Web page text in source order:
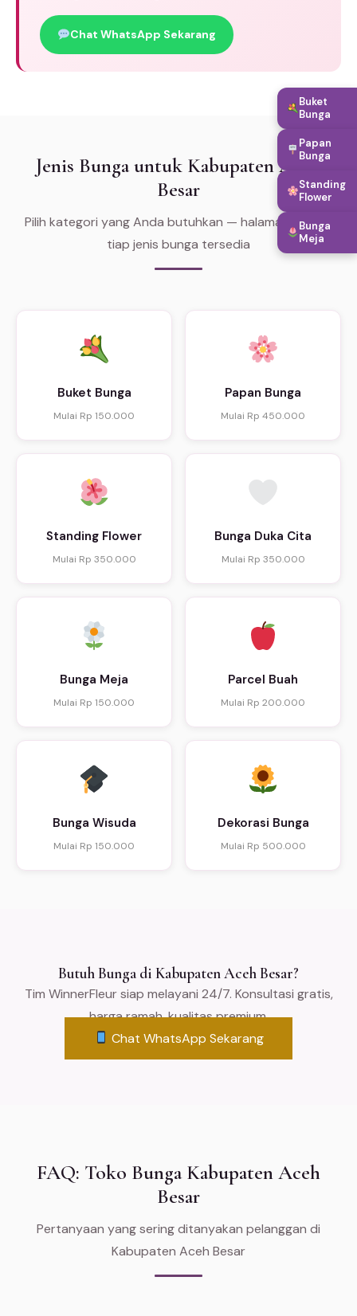
Chat WhatsApp Sekarang
Jenis Bunga untuk Kabupaten Aceh
Besar
Pilih kategori yang Anda butuhkan — halaman khusus
tiap jenis bunga tersedia
Buket Bunga
Mulai Rp 150.000
Papan Bunga
Mulai Rp 450.000
Standing Flower
Mulai Rp 350.000
Bunga Duka Cita
Mulai Rp 350.000
Bunga Meja
Mulai Rp 150.000
Parcel Buah
Mulai Rp 200.000
Bunga Wisuda
Mulai Rp 150.000
Dekorasi Bunga
Mulai Rp 500.000
Butuh Bunga di Kabupaten Aceh Besar?
Tim WinnerFleur siap melayani 24/7. Konsultasi gratis,
harga ramah, kualitas premium.
Chat WhatsApp Sekarang
FAQ: Toko Bunga Kabupaten Aceh
Besar
Pertanyaan yang sering ditanyakan pelanggan di
Kabupaten Aceh Besar
Buket
Bunga
Papan
Bunga
Standing
Flower
Bunga
Meja